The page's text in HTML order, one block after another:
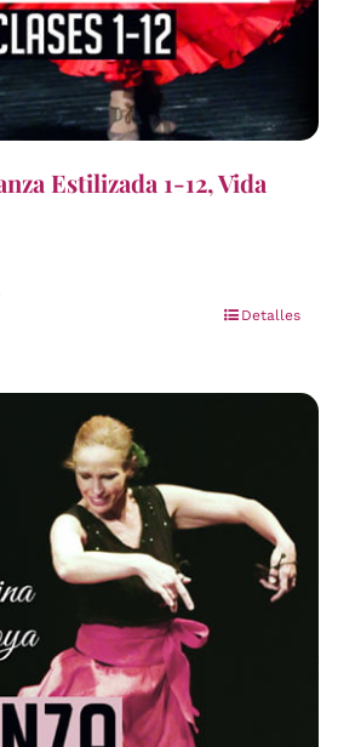
Estilizada 1-12, Vida
Detalles